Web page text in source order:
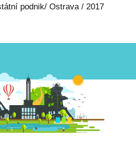
podnik/ Ostrava / 2017